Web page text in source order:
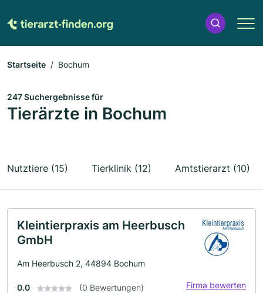
Startseite Bochum
247 Suchergebnisse für
Tierärzte in Bochum
Nutztiere (15) Tierklinik (12) Amtstierarzt (10)
Kleintierpraxis am Heerbusch
GmbH
Am Heerbusch 2, 44894 Bochum
0.0 (0 Bewertungen) Firma bewerten